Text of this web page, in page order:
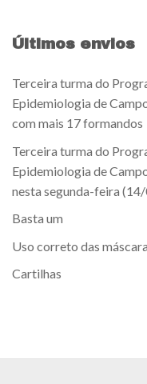
Últimos envios
Terceira turma do
Epidemiologia de
com mais 17 formandos
Terceira turma do
Epidemiologia de
nesta segunda-feira
Basta um
Uso correto das
Cartilhas